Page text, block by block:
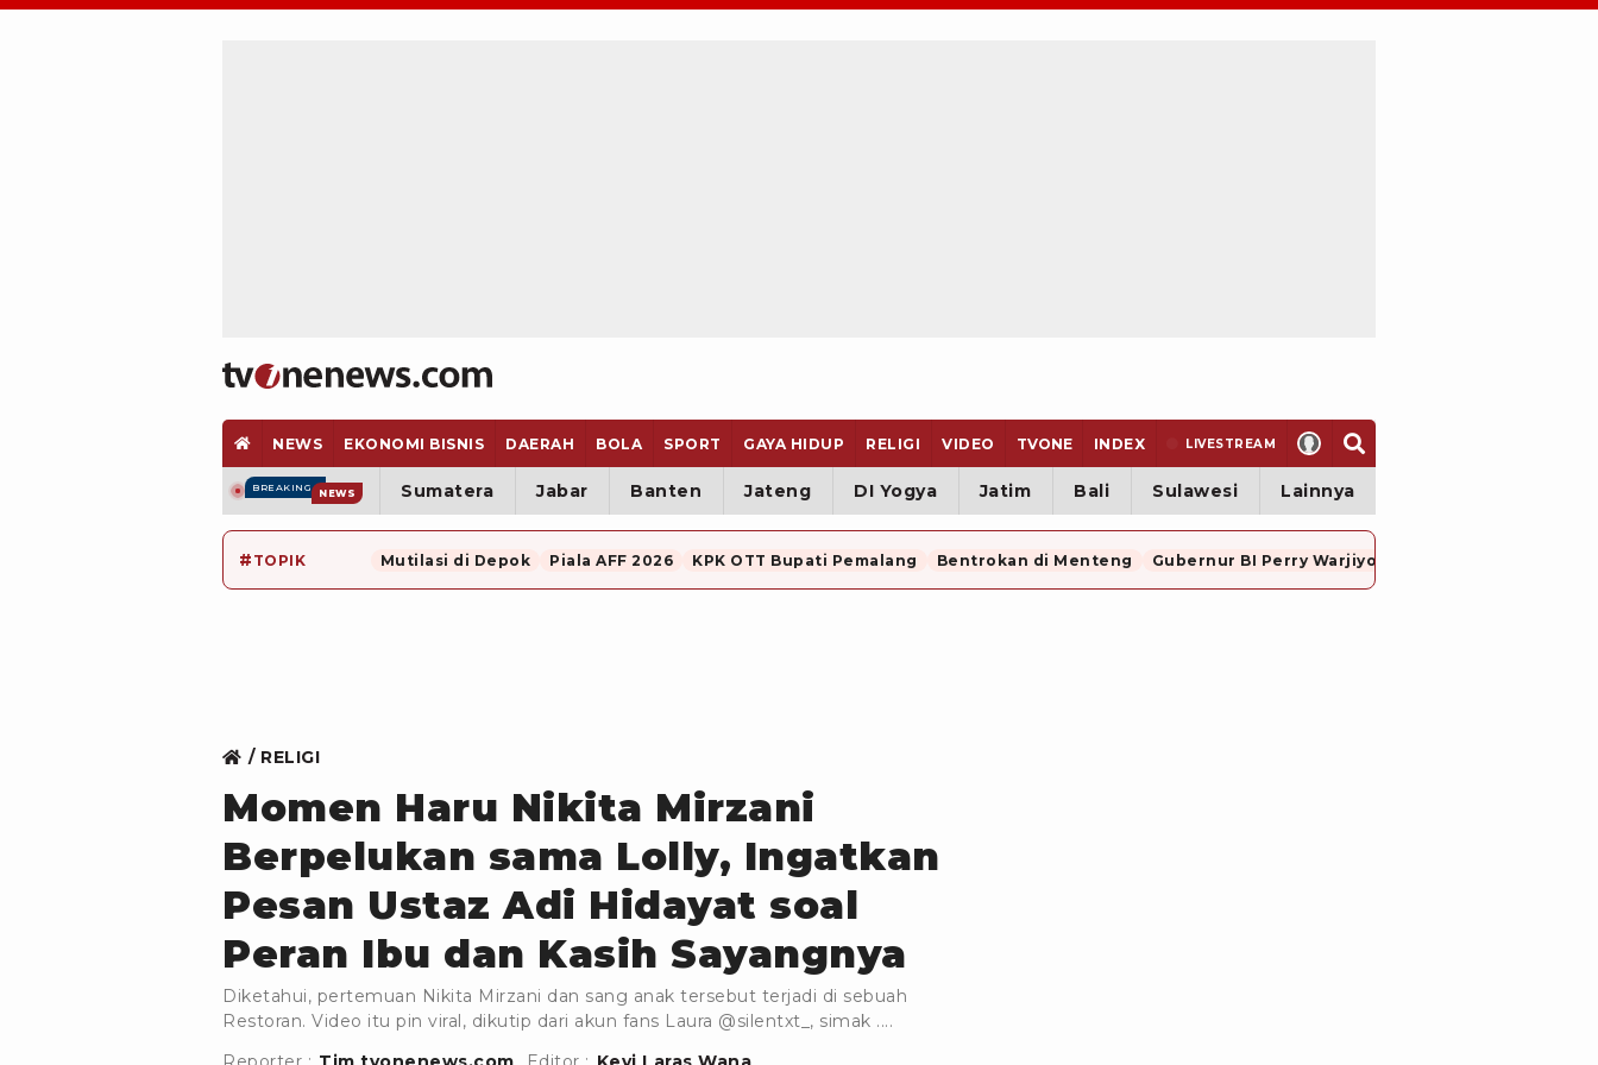
NEWS EKONOMI BISNIS DAERAH BOLA SPORT GAYA HIDUP RELIGI VIDEO TVONE INDEX LIVESTREAM
BREAKING NEWS Sumatera Jabar Banten Jateng DI Yogya Jatim Bali Sulawesi Lainnya
# TOPIK Mutilasi di Depok Piala AFF 2026 KPK OTT Bupati Pemalang Bentrokan di Menteng Gubernur BI Perry Warjiyo Mundur
RELIGI
Momen Haru Nikita Mirzani
Berpelukan sama Lolly, Ingatkan
Pesan Ustaz Adi Hidayat soal
Peran Ibu dan Kasih Sayangnya
Diketahui, pertemuan Nikita Mirzani dan sang anak tersebut terjadi di sebuah
Restoran. Video itu pin viral, dikutip dari akun fans Laura @silentxt_, simak ....